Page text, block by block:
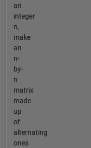
an
integer
n,
make
an
n-
by-
n
matrix
made
up
of
alternating
ones